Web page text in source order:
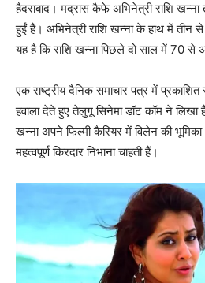
हैदराबाद। मद्रास कैफे अभिनेत्री राशि
हुईं हैं। अभिनेत्री राशि खन्‍ना के हाथ में तीन
यह है कि राशि खन्‍ना पिछले दो साल में 70 से
एक राष्‍ट्रीय दैनिक समाचार पत्र में प्रकाशित
हवाला देते हुए तेलुगू सिनेमा डॉट कॉम ने लिखा
खन्‍ना अपने फिल्‍मी कैरियर में विलेन की भूमिका
महत्‍वपूर्ण किरदार निभाना चाहती हैं।